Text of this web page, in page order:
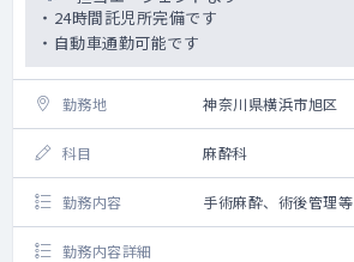
・24時間託児所完備です
・自動車通勤可能です
勤務地 神奈川県横浜市旭区
科目 麻酔科
勤務内容 手術麻酔、術後管理等
勤務内容詳細